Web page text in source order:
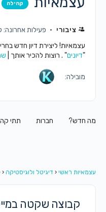
קהילה
ציבורי
פעילות אחרונה:
עצמאיות! ליצירת דיון חדש
דיונים" . רוצות להכיר אותך |
מובילה:
מה חדש? חברות תתי
עצמאיות ראשי ‹ דיגיטל ולוגיסטיקה ‹
קבוצה שקטה